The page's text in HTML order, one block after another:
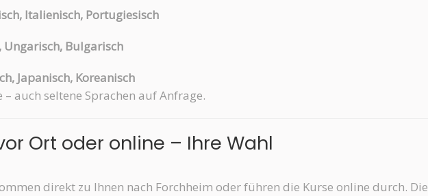
Italienisch, Portugiesisch
Ungarisch, Bulgarisch
Japanisch, Koreanisch
auch seltene Sprachen auf Anfrage.
Ort oder online – Ihre Wahl
direkt zu Ihnen nach Forchheim oder führen die Kurse online durch.